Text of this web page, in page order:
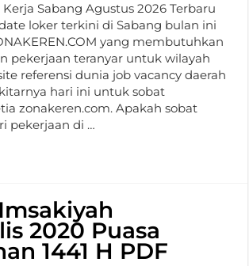
Sabang Agustus 2026 Terbaru
loker terkini di Sabang bulan ini
yang membutuhkan
pekerjaan teranyar untuk wilayah
referensi dunia job vacancy daerah
hari ini untuk sobat
zonakeren.com. Apakah sobat
pekerjaan di …
2020 Puasa
1441 H PDF